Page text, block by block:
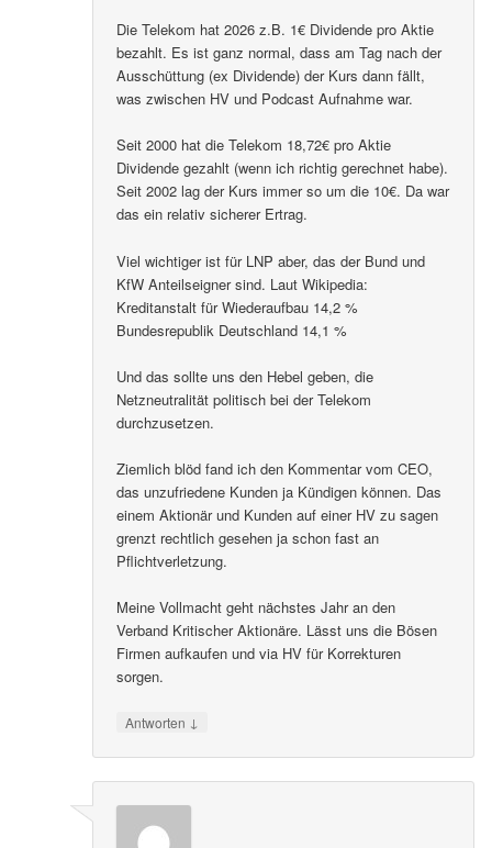
Die Telekom hat 2026 z.B. 1€ Dividende pro Aktie
bezahlt. Es ist ganz normal, dass am Tag nach der
Ausschüttung (ex Dividende) der Kurs dann fällt,
was zwischen HV und Podcast Aufnahme war.
Seit 2000 hat die Telekom 18,72€ pro Aktie
Dividende gezahlt (wenn ich richtig gerechnet habe).
Seit 2002 lag der Kurs immer so um die 10€. Da war
das ein relativ sicherer Ertrag.
Viel wichtiger ist für LNP aber, das der Bund und
KfW Anteilseigner sind. Laut Wikipedia:
Kreditanstalt für Wiederaufbau 14,2 %
Bundesrepublik Deutschland 14,1 %
Und das sollte uns den Hebel geben, die
Netzneutralität politisch bei der Telekom
durchzusetzen.
Ziemlich blöd fand ich den Kommentar vom CEO,
das unzufriedene Kunden ja Kündigen können. Das
einem Aktionär und Kunden auf einer HV zu sagen
grenzt rechtlich gesehen ja schon fast an
Pflichtverletzung.
Meine Vollmacht geht nächstes Jahr an den
Verband Kritischer Aktionäre. Lässt uns die Bösen
Firmen aufkaufen und via HV für Korrekturen
sorgen.
Antworten ↓